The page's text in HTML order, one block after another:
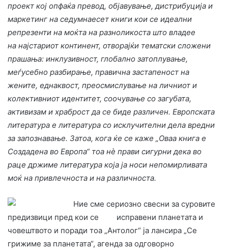
проект кој опфаќа превод, објавување, дистрибуција и
маркетинг на седумнаесет книги кои се идеални
репрезенти на моќта на разноликоста што владее
на најстариот континент, отворајќи тематски сложени
прашања: инклузивност, глобално затоплување,
меѓусебно разбирање, правична застапеност на
жените, еднаквост, преосмислување на личниот и
колективниот идентитет, соочување со загубата,
активизам и храброст да се биде различен. Европската
литература е литература со исклучителни дела вредни
за запознавање. Затоа, кога ќе се каже „Оваа книга е
Создадена во Европа“ тоа нè прави сигурни дека во
раце држиме литература која ја носи непомирливата
моќ на привлечноста и на различноста.
Ние сме сериозно свесни за суровите
предизвици пред кои се
исправени планетата и
човештвото и поради тоа „Антолог“ ја лансира „Се
грижиме за планетата“, агенда за одговорно